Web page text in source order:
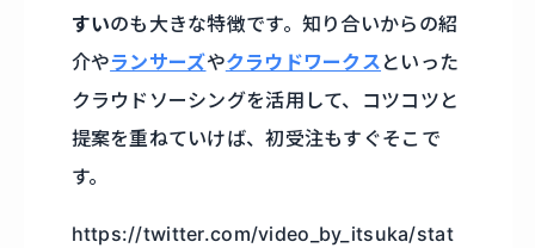
すいのも大きな特徴です。知り合いからの紹
介やランサーズやクラウドワークス といった
クラウドソーシングを活用して、コツコツと
提案を重ねていけば、初受注もすぐそこで
す。
https://twitter.com/video_by_itsuka/stat